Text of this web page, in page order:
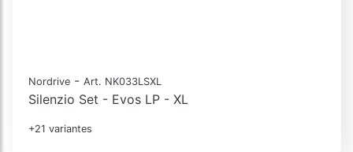
Nordrive - Art. NK033LSXL
Silenzio Set - Evos LP - XL
+21 variantes